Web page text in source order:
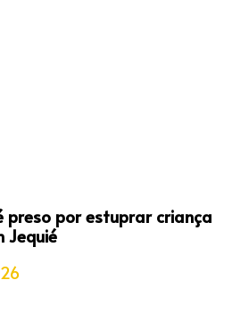
preso por estuprar criança
Jequié